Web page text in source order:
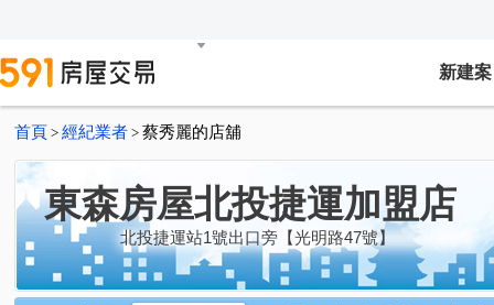
新建案
首頁 > 經紀業者 > 蔡秀麗的店舖
東森房屋北投捷運加盟店
北投捷運站1號出口旁【光明路47號】